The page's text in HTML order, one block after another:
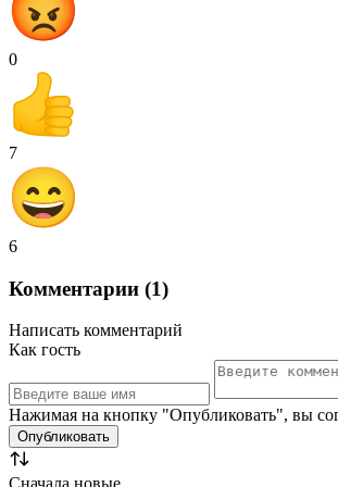
0
7
6
Комментарии (1)
Написать комментарий
Как гость
Нажимая на кнопку "Опубликовать", вы